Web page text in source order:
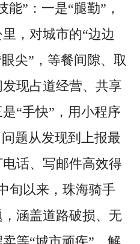
”：一是“腿勤”，
，对城市的“边边
尖”，等餐间隙、取
现占道经营、共享
“手快”，用小程序
题从发现到上报最
话、写邮件高效得
旬以来，珠海骑手
涵盖道路破损、无